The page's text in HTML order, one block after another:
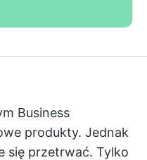
Business
produkty. Jednak
się przetrwać. Tylko